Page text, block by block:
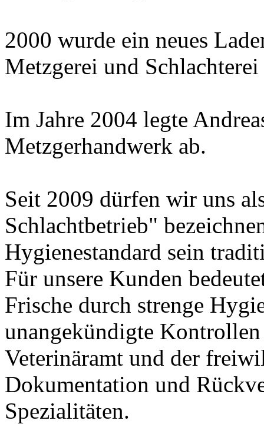
2000 wurde ein neues
Metzgerei und
Im Jahre 2004 legte
Metzgerhandwerk ab.
Seit 2009 dürfen wir uns
Schlachtbetrieb"
Hygienestandard sein
Für unsere Kunden
Frische durch strenge
unangekündigte
Veterinäramt und der
Dokumentation und
Spezialitäten.